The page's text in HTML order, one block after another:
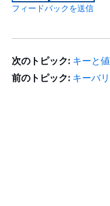
フィードバックを送信
次のトピック: キーと
前のトピック: キーバ